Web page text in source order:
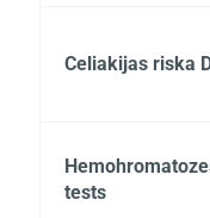
Celiakijas riska
tests